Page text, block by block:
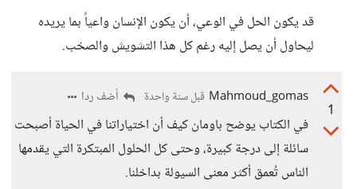
قد يكون الحل في الوعي، أن يكون الإنسان واعياً بما يريده
ليحاول أن يصل إليه رغم كل هذا التشويش والصخب.
1
Mahmoud_gomas قبل سنة واحدة أضف ردا
في الكتاب يوضح باومان كيف أن اختياراتنا في الحياة أصبحت
سائلة إلى درجة كبيرة، وحتى كل الحلول المبتكرة التي يقدمها
الناس تُعمق أكثر معنى السيولة بداخلنا.